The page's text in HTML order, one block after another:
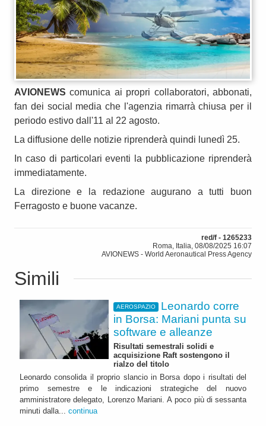
AVIONEWScomunica ai propri collaboratori, abbonati,
fan dei social media che l'agenzia rimarrà chiusa per il
periodo estivo dall'11 al 22 agosto.
La diffusione delle notizie riprenderà quindi lunedì 25.
In caso di particolari eventi la pubblicazione riprenderà
immediatamente.
La direzione e la redazione augurano a tutti buon
Ferragosto e buone vacanze.
red/f - 1265233
Roma, Italia, 08/08/2025 16:07
AVIONEWS - World Aeronautical Press Agency
Simili
AEROSPAZIO
Leonardo corre
in Borsa: Mariani punta su
software e alleanze
Risultati semestrali solidi e
acquisizione Raft sostengono il
rialzo del titolo
Leonardo consolida il proprio slancio in Borsa dopo i risultati del
primo semestre e le indicazioni strategiche del nuovo
amministratore delegato, Lorenzo Mariani. A poco più di sessanta
minuti dalla... continua